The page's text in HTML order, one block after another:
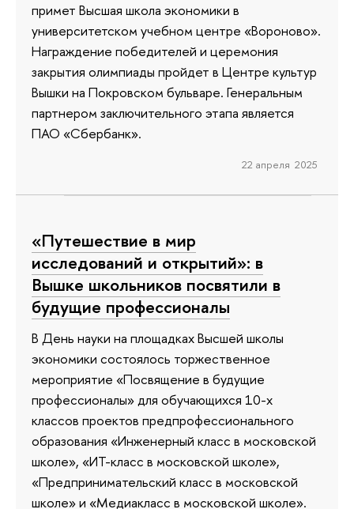
примет Высшая школа экономики в
университетском учебном центре «Вороново».
Награждение победителей и церемония
закрытия олимпиады пройдет в Центре культур
Вышки на Покровском бульваре. Генеральным
партнером заключительного этапа является
ПАО «Сбербанк».
22 апреля 2025
«Путешествие в мир
исследований и открытий»: в
Вышке школьников посвятили в
будущие профессионалы
В День науки на площадках Высшей школы
экономики состоялось торжественное
мероприятие «Посвящение в будущие
профессионалы» для обучающихся 10-х
классов проектов предпрофессионального
образования «Инженерный класс в московской
школе», «ИТ-класс в московской школе»,
«Предпринимательский класс в московской
школе» и «Медиакласс в московской школе».